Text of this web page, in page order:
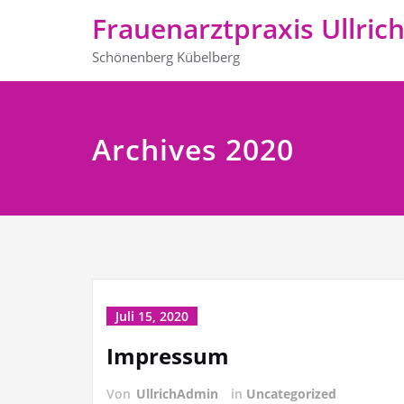
Frauenarztpraxis Ullrich
Schönenberg Kübelberg
Archives 2020
Juli 15, 2020
Impressum
Von UllrichAdmin in Uncategorized